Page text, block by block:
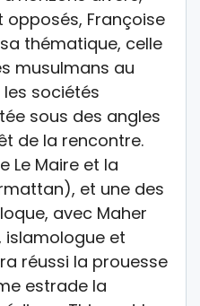
Françoise
thématique, celle
musulmans au
sociétés
sous des angles
de la rencontre.
Le Maire et la
et une des
avec Maher
islamologue et
réussi la prouesse
estrade la